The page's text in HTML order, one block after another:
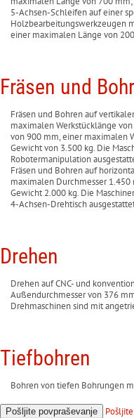
5-Achsen-Schleifen auf einer
Holzbearbeitungswerkzeugen
einer maximalen Länge von
Fräsen und
Fräsen und Bohren auf
maximalen Werkstücklänge
von 900 mm, einer maximalen
Gewicht von 3.500 kg. Die
Robotermanipulation
Fräsen und Bohren auf
maximalen Durchmesser
Gewicht 2.000 kg. Die
4-Achsen-Drehtisch
Drehen
Drehen auf CNC- und
Außendurchmesser von 376
Drehmaschinen sind mit
Tiefbohren
Bohren von tiefen Bohrungen
Pošljite povpraševanje Pošljite